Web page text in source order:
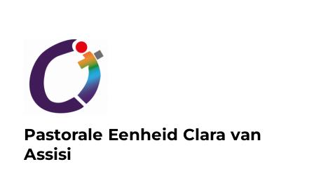
Pastorale Eenheid Clara van
Assisi